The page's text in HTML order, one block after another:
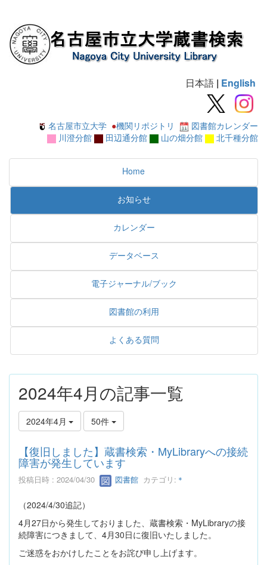
日本語 | English
名古屋市立大学 ●機関リポジトリ
図書館カレンダー
川澄分館
田辺通分館 山の畑分館 北千種分館
Home
お知らせ
カレンダー
データベース
電子ジャーナル/ブック
図書館の利用
よくある質問
2024年4月の記事一覧
2024年4月 50件
【復旧しました】蔵書検索・MyLibraryへの接続
障害が発生しています
投稿日時 : 2024/04/30 図書館 カテゴリ: ＊
（2024/4/30追記）
4月27日から発生しておりました、蔵書検索・MyLibraryの接
続障害につきまして、4月30日に復旧いたしました。
ご迷惑をおかけしたことをお詫び申し上げます。